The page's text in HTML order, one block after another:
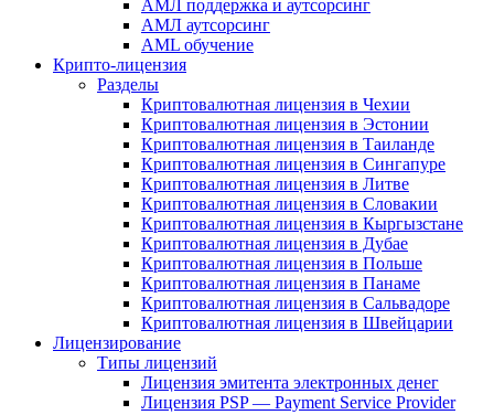
АМЛ поддержка и аутсорсинг
АМЛ аутсорсинг
AML обучение
Крипто-лицензия
Разделы
Криптовалютная лицензия в Чехии
Криптовалютная лицензия в Эстонии
Криптовалютная лицензия в Таиланде
Криптовалютная лицензия в Сингапуре
Криптовалютная лицензия в Литве
Криптовалютная лицензия в Словакии
Криптовалютная лицензия в Кыргызстане
Криптовалютная лицензия в Дубае
Криптовалютная лицензия в Польше
Криптовалютная лицензия в Панаме
Криптовалютная лицензия в Сальвадоре
Криптовалютная лицензия в Швейцарии
Лицензирование
Типы лицензий
Лицензия эмитента электронных денег
Лицензия PSP — Payment Service Provider